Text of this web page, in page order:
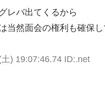
レバ出てくるから
当然面会の権利も確保し
) 19:07:46.74 ID:.net